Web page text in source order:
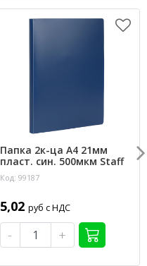
Папка 2к-ца А4 21мм
пласт. син. 500мкм Staff
Код: 99187
5,02 руб с НДС
- +